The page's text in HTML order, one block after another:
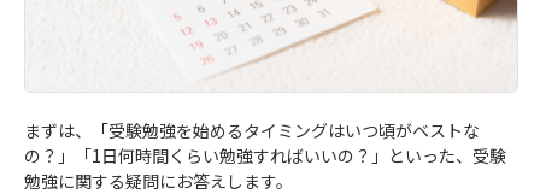
まずは、「受験勉強を始めるタイミングはいつ頃がベストな
の？」「1日何時間くらい勉強すればいいの？」といった、受験
勉強に関する疑問にお答えします。